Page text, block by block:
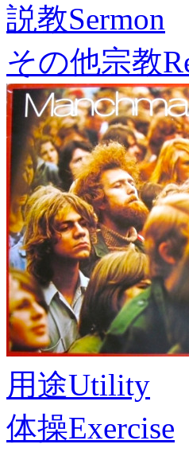
説教Sermon
その他宗教
用途Utility
体操Exercise